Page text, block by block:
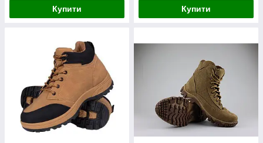
Купити Купити